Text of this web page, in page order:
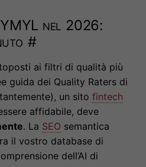
nel 2026:
#
ai filtri di qualità più
guida dei Quality Raters di
un sito fintech
affidabile, deve
. La SEO semantica
il vostro database di
dell’AI di